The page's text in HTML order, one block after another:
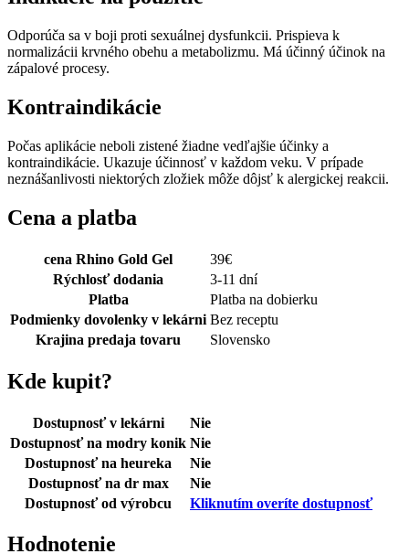
Odporúča sa v boji proti sexuálnej dysfunkcii. Prispieva k
normalizácii krvného obehu a metabolizmu. Má účinný účinok na
zápalové procesy.
Kontraindikácie
Počas aplikácie neboli zistené žiadne vedľajšie účinky a
kontraindikácie. Ukazuje účinnosť v každom veku. V prípade
neznášanlivosti niektorých zložiek môže dôjsť k alergickej reakcii.
Cena a platba
cena Rhino Gold Gel 39€
Rýchlosť dodania
3-11 dní
Platba
Platba na dobierku
Podmienky dovolenky v lekárni Bez receptu
Krajina predaja tovaru
Slovensko
Kde kupit?
Dostupnosť v lekárni
Nie
Dostupnosť na modry konik Nie
Dostupnosť na heureka
Nie
Dostupnosť na dr max
Nie
Dostupnosť od výrobcu
Kliknutím overíte dostupnosť
Hodnotenie